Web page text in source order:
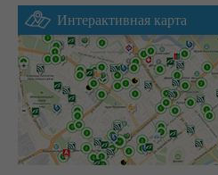
Интерактивная карта